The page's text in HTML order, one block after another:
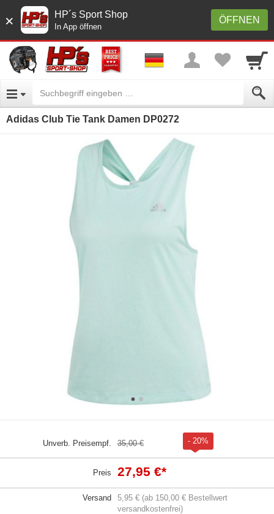
× ÖFFNEN
HP´s Sport Shop
In App öffnen
Adidas Club Tie Tank Damen DP0272
Unverb. Preisempf. 35,00 € - 20%
Preis 27,95 €*
Versand
5,95 € (ab 150,00 € Bestellwert
versandkostenfrei)